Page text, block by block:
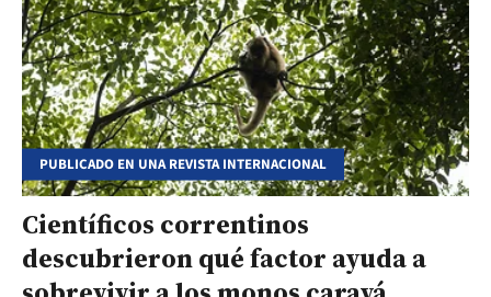
PUBLICADO EN UNA REVISTA INTERNACIONAL
Científicos correntinos
descubrieron qué factor ayuda a